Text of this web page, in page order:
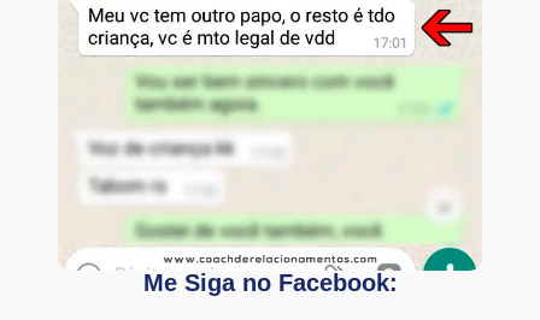
Me Siga no Facebook: